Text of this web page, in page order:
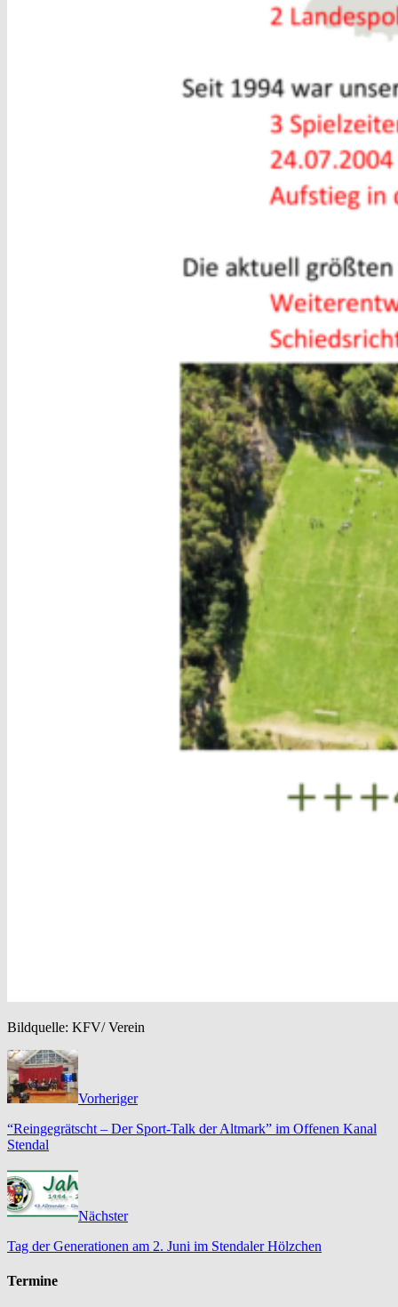
Bildquelle: KFV/ Verein
Vorheriger
“Reingegrätscht – Der Sport-Talk der Altmark” im Offenen Kanal
Stendal
Nächster
Tag der Generationen am 2. Juni im Stendaler Hölzchen
Termine